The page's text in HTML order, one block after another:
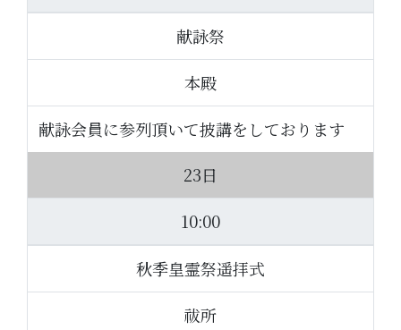
献詠祭
本殿
献詠会員に参列頂いて披講をしております
23日
10:00
秋季皇霊祭遥拝式
祓所